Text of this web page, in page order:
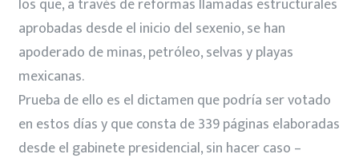
aprobadas desde el inicio del sexenio, se han
apoderado de minas, petróleo, selvas y playas
mexicanas.
Prueba de ello es el dictamen que podría ser votado
en estos días y que consta de 339 páginas elaboradas
desde el gabinete presidencial, sin hacer caso –